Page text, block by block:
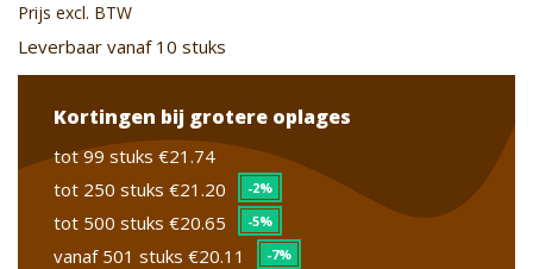
Prijs excl. BTW
Leverbaar vanaf 10 stuks
Kortingen bij grotere oplages
tot 99 stuks €21.74
tot 250 stuks €21.20 -2%
tot 500 stuks €20.65 -5%
vanaf 501 stuks €20.11 -7%